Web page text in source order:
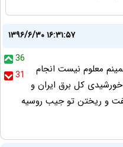
۱۳۹۶/۶/۳۰ ۱۶:۳۱:۵۷
36
31
معلوم نیست انجام
خورشیدی کل برق ایران و
پول مفت و ریختن تو جیب روسیه